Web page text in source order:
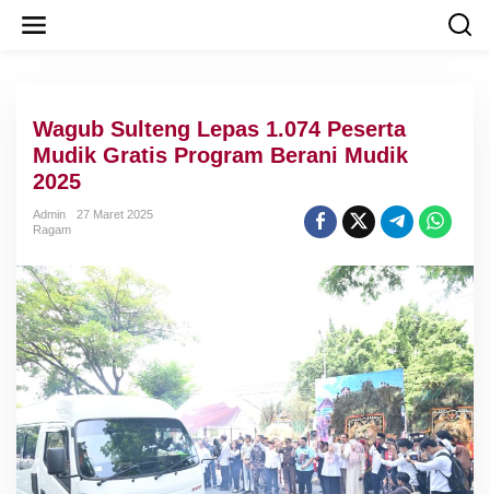
Wagub Sulteng Lepas 1.074 Peserta
Mudik Gratis Program Berani Mudik
2025
Admin
27 Maret 2025
Ragam